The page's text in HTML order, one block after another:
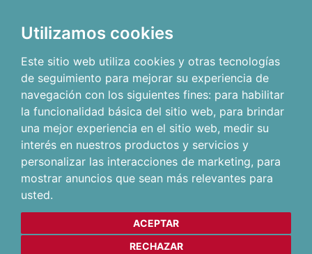
Utilizamos cookies
Este sitio web utiliza cookies y otras tecnologías
de seguimiento para mejorar su experiencia de
navegación con los siguientes fines: para habilitar
la funcionalidad básica del sitio web, para brindar
una mejor experiencia en el sitio web, medir su
interés en nuestros productos y servicios y
personalizar las interacciones de marketing, para
mostrar anuncios que sean más relevantes para
usted.
ACEPTAR
RECHAZAR